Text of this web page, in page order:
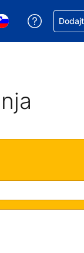
Vaša
Izbira jezika. Vaš